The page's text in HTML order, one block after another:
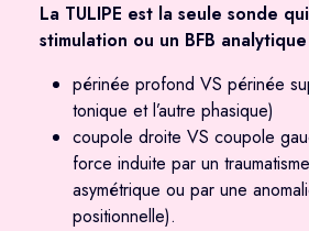
La TULIPE est la seule sonde
stimulation ou un BFB
périnée profond VS périnée
tonique et l’autre phasique)
coupole droite VS coupole
force induite par un traumatisme
asymétrique ou par une
positionnelle).